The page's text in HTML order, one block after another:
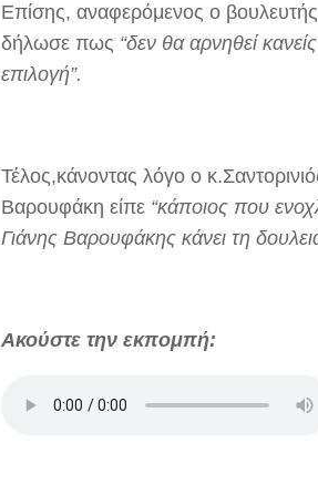
Επίσης, αναφερόμενος ο
δήλωσε πως “δεν θα αρνηθεί
επιλογή”.
Τέλος,κάνοντας λόγο ο
Βαρουφάκη είπε “κάποιος που
Γιάνης Βαρουφάκης κάνει τη
Ακούστε την εκπομπή: